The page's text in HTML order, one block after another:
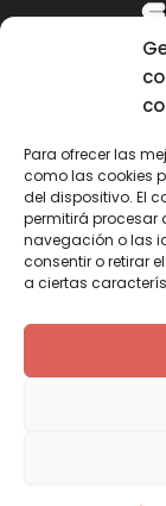
Para ofrecer las
como las cookies
del dispositivo. El
permitirá procesar
navegación o las
consentir o retirar
a ciertas